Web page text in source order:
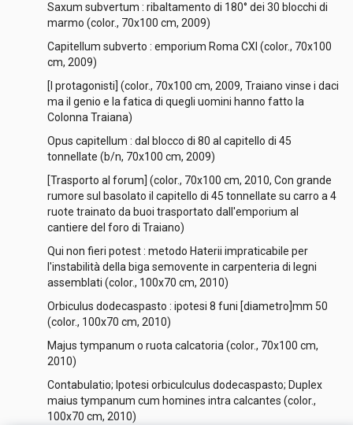
Saxum subvertum : ribaltamento di 180° dei 30 blocchi di
marmo (color., 70x100 cm, 2009)
Capitellum subverto : emporium Roma CXI (color., 70x100
cm, 2009)
[I protagonisti] (color., 70x100 cm, 2009, Traiano vinse i daci
ma il genio e la fatica di quegli uomini hanno fatto la
Colonna Traiana)
Opus capitellum : dal blocco di 80 al capitello di 45
tonnellate (b/n, 70x100 cm, 2009)
[Trasporto al forum] (color., 70x100 cm, 2010, Con grande
rumore sul basolato il capitello di 45 tonnellate su carro a 4
ruote trainato da buoi trasportato dall'emporium al
cantiere del foro di Traiano)
Qui non fieri potest : metodo Haterii impraticabile per
l'instabilità della biga semovente in carpenteria di legni
assemblati (color., 100x70 cm, 2010)
Orbiculus dodecaspasto : ipotesi 8 funi [diametro]mm 50
(color., 100x70 cm, 2010)
Majus tympanum o ruota calcatoria (color., 70x100 cm,
2010)
Contabulatio; Ipotesi orbiculculus dodecaspasto; Duplex
maius tympanum cum homines intra calcantes (color.,
100x70 cm, 2010)